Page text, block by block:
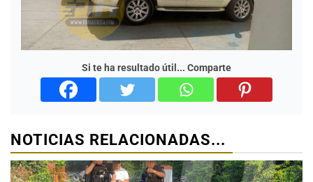
Si te ha resultado útil... Comparte
NOTICIAS RELACIONADAS...